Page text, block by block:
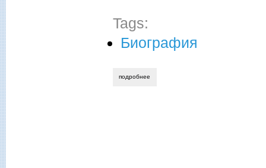
Tags:
Биография
подробнее